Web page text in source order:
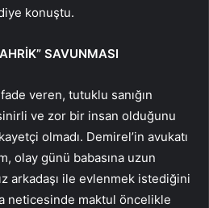
konuştu.
SAVUNMASI
veren, tutuklu sanığın
ve zor bir insan olduğunu
olmadı. Demirel’in avukatı
olay günü babasına uzun
arkadaşı ile evlenmek istediğini
neticesinde maktul öncelikle